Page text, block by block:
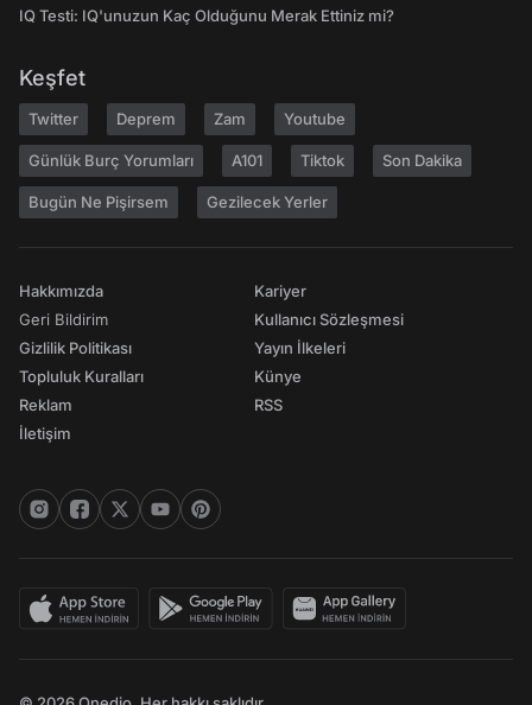
IQ Testi: IQ'unuzun Kaç Olduğunu Merak Ettiniz mi?
Keşfet
Twitter Deprem Zam Youtube
Günlük Burç Yorumları A101 Tiktok Son Dakika
Bugün Ne Pişirsem Gezilecek Yerler
Hakkımızda
Geri Bildirim
Gizlilik Politikası
Topluluk Kuralları
Reklam
İletişim
Kariyer
Kullanıcı Sözleşmesi
Yayın İlkeleri
Künye
RSS